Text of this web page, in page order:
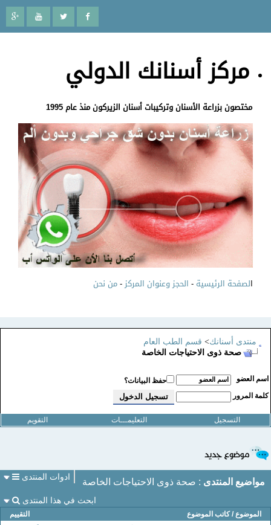
مركز أسنانك الدولي
مختصون بزراعة الأسنان وتركيبات أسنان الزيركون منذ عام 1995
لصفحة الرئيسية-الحجز وعنوان المركز-من نحن
منتدى أسنانك>قسم الطب العام
صحة ذوى الاحتياجات الخاصة
العضو
حفظ البيانات؟
المرور
التسجيل التعليمـــات التقويم
مواضيع المنتدى: صحة ذوى الاحتياجات الخاصة ادوات المنتدى
ابحث في هذا المنتدى
التقييم الموضوع/ كاتب الموضوع